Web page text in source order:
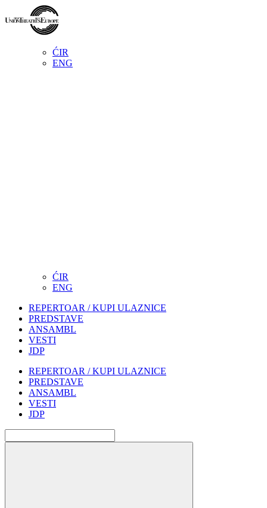
ĆIR
ENG
ĆIR
ENG
REPERTOAR / KUPI ULAZNICE
PREDSTAVE
ANSAMBL
VESTI
JDP
REPERTOAR / KUPI ULAZNICE
PREDSTAVE
ANSAMBL
VESTI
JDP